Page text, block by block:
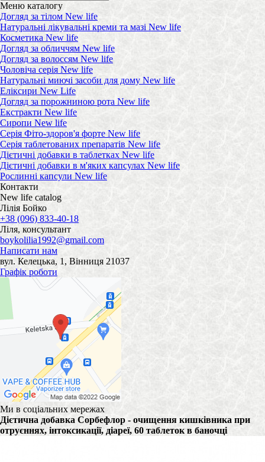
Меню каталогу
Догляд за тілом New life
Натуральні лікувальні креми та мазі New life
Косметика New life
Догляд за обличчям New life
Догляд за волоссям New life
Чоловіча серія New life
Натуральні миючі засоби для дому New life
Еліксири New Life
Догляд за порожниною рота New life
Екстракти New life
Сиропи New life
Серія Фіто-здоров'я форте New life
Серія таблетованих препаратів New life
Дієтичні добавки в таблетках New life
Дієтичні добавки в м'яких капсулах New life
Рослинні капсули New life
Контакти
New life catalog
Лілія Бойко
+38 (096) 833-40-18
Ліля, консультант
boykolilia1992@gmail.com
Написати нам
вул. Келецька, 1, Вінниця 21037
Графік роботи
Ми в соціальних мережах
Дієтична добавка Сорбефлор - очищення кишківника при
отруєннях, інтоксикації, діареї, 60 таблеток в баночці